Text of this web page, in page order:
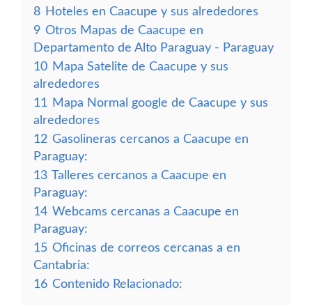
8 Hoteles en Caacupe y sus alrededores
9 Otros Mapas de Caacupe en
Departamento de Alto Paraguay - Paraguay
10 Mapa Satelite de Caacupe y sus
alrededores
11
Mapa Normal google de Caacupe y sus
alrededores
12 Gasolineras cercanos a Caacupe en
Paraguay:
13 Talleres cercanos a Caacupe en
Paraguay:
14 Webcams cercanas a Caacupe en
Paraguay:
15 Oficinas de correos cercanas a en
Cantabria:
16 Contenido Relacionado: